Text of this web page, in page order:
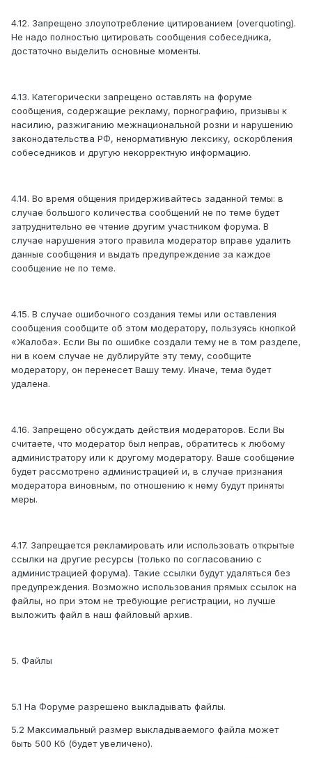
4.12. Запрещено злоупотребление цитированием (overquoting).
Не надо полностью цитировать сообщения собеседника,
достаточно выделить основные моменты.
4.13. Категорически запрещено оставлять на форуме
сообщения, содержащие рекламу, порнографию, призывы к
насилию, разжиганию межнациональной розни и нарушению
законодательства РФ, ненормативную лексику, оскорбления
собеседников и другую некорректную информацию.
4.14. Во время общения придерживайтесь заданной темы: в
случае большого количества сообщений не по теме будет
затруднительно ее чтение другим участником форума. В
случае нарушения этого правила модератор вправе удалить
данные сообщения и выдать предупреждение за каждое
сообщение не по теме.
4.15. В случае ошибочного создания темы или оставления
сообщения сообщите об этом модератору, пользуясь кнопкой
«Жалоба». Если Вы по ошибке создали тему не в том разделе,
ни в коем случае не дублируйте эту тему, сообщите
модератору, он перенесет Вашу тему. Иначе, тема будет
удалена.
4.16. Запрещено обсуждать действия модераторов. Если Вы
считаете, что модератор был неправ, обратитесь к любому
администратору или к другому модератору. Ваше сообщение
будет рассмотрено администрацией и, в случае признания
модератора виновным, по отношению к нему будут приняты
меры.
4.17. Запрещается рекламировать или использовать открытые
ссылки на другие ресурсы (только по согласованию с
администрацией форума). Такие ссылки будут удаляться без
предупреждения. Возможно использования прямых ссылок на
файлы, но при этом не требующие регистрации, но лучше
выложить файл в наш файловый архив.
5. Файлы
5.1 На Форуме разрешено выкладывать файлы.
5.2 Максимальный размер выкладываемого файла может
быть 500 Кб (будет увеличено).